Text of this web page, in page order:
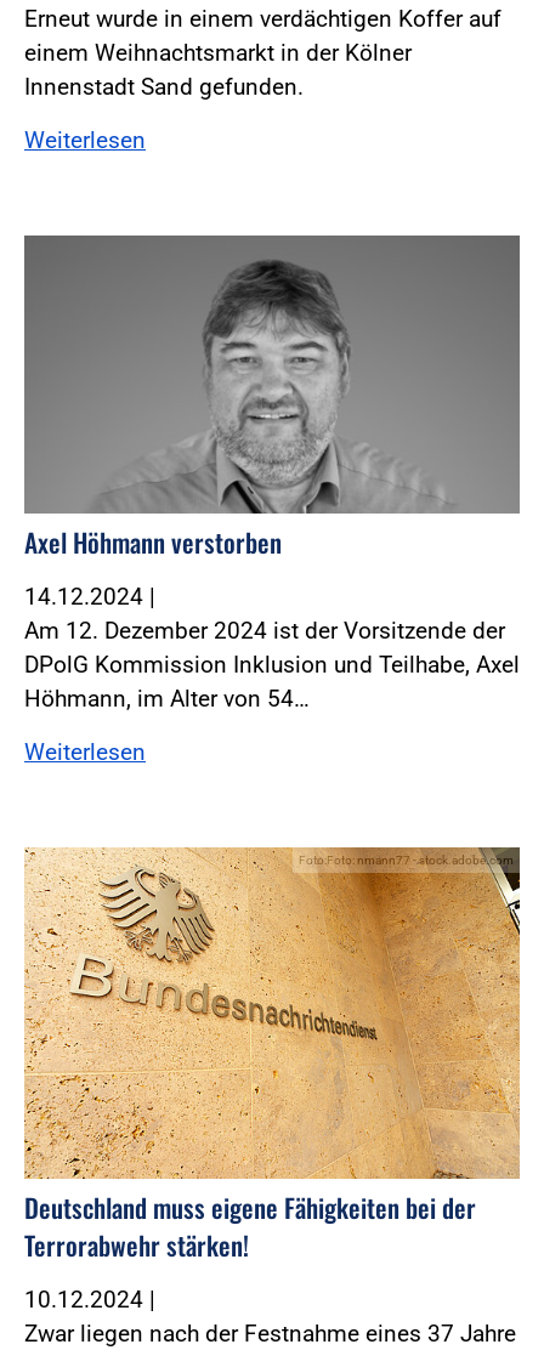
Erneut wurde in einem verdächtigen Koffer auf
einem Weihnachtsmarkt in der Kölner
Innenstadt Sand gefunden.
Weiterlesen
Axel Höhmann verstorben
14.12.2024 |
Am 12. Dezember 2024 ist der Vorsitzende der
DPolG Kommission Inklusion und Teilhabe, Axel
Höhmann, im Alter von 54…
Weiterlesen
Foto:Foto: nmann77 - stock.adobe.com
Deutschland muss eigene Fähigkeiten bei der
Terrorabwehr stärken!
10.12.2024 |
Zwar liegen nach der Festnahme eines 37 Jahre